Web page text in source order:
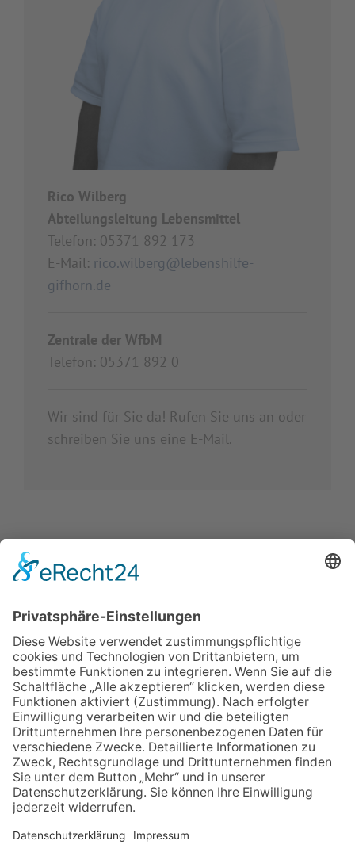
Rico Wilberg
Abteilungsleitung Lebensmittel
Telefon: 05371 892 173
E-Mail: rico.wilberg@lebenshilfe-
gifhorn.de
Zentrale der WfbM
Telefon: 05371 892 0
Wir sind für Sie da! Rufen Sie uns an oder
schreiben Sie uns eine E-Mail.
IMPRESSUM
VERBRAUCHERSTREITBEILEGUNGSGESETZ
HINWEISGEBERSCHUTZGESETZ LINKS/PARTNER
KONTAKT VORLESE-FUNKTION: READSPEAKER
GOOD NEWS | ELTERNBRIEFE
DATENSCHUTZ GGMBH DATENSCHUTZ E.V.
DATENVERARBEITUNG TAA | AFE